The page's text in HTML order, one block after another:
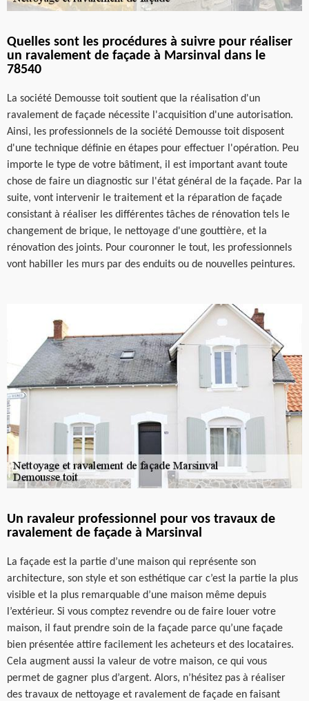
Quelles sont les procédures à suivre pour réaliser
un ravalement de façade à Marsinval dans le
78540
La société Demousse toit soutient que la réalisation d'un
ravalement de façade nécessite l'acquisition d'une autorisation.
Ainsi, les professionnels de la société Demousse toit disposent
d'une technique définie en étapes pour effectuer l'opération. Peu
importe le type de votre bâtiment, il est important avant toute
chose de faire un diagnostic sur l'état général de la façade. Par la
suite, vont intervenir le traitement et la réparation de façade
consistant à réaliser les différentes tâches de rénovation tels le
changement de brique, le nettoyage d'une gouttière, et la
rénovation des joints. Pour couronner le tout, les professionnels
vont habiller les murs par des enduits ou de nouvelles peintures.
Un ravaleur professionnel pour vos travaux de
ravalement de façade à Marsinval
La façade est la partie d’une maison qui représente son
architecture, son style et son esthétique car c’est la partie la plus
visible et la plus remarquable d’une maison même depuis
l’extérieur. Si vous comptez revendre ou de faire louer votre
maison, il faut prendre soin de la façade parce qu’une façade
bien présentée attire facilement les acheteurs et des locataires.
Cela augment aussi la valeur de votre maison, ce qui vous
permet de gagner plus d’argent. Alors, n’hésitez pas à réaliser
des travaux de nettoyage et ravalement de façade en faisant